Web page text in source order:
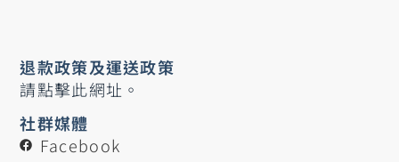
社群媒體
Facebook
退款政策及運送政策
請點擊此網址。